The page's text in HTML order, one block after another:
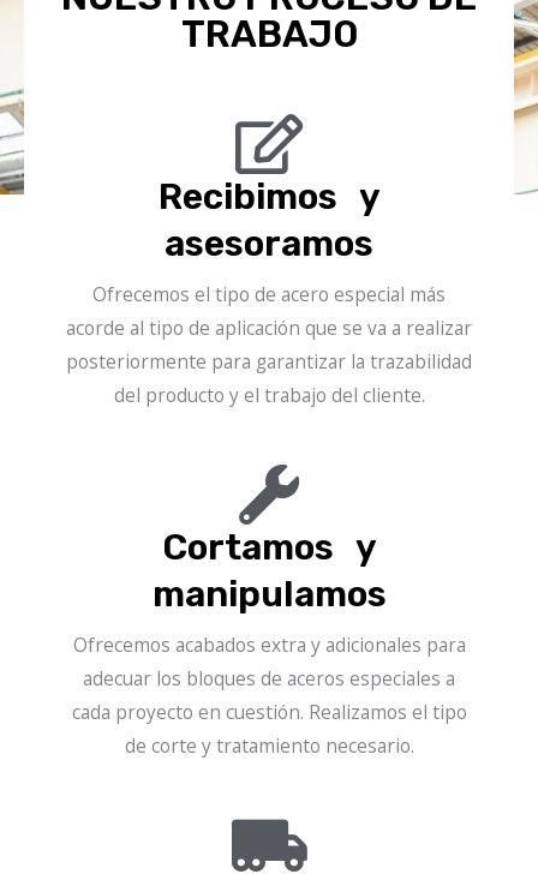
TRABAJO
Recibimos y
asesoramos
Ofrecemos el tipo de acero especial más
acorde al tipo de aplicación que se va a realizar
posteriormente para garantizar la trazabilidad
del producto y el trabajo del cliente.
Cortamos y
manipulamos
Ofrecemos acabados extra y adicionales para
adecuar los bloques de aceros especiales a
cada proyecto en cuestión. Realizamos el tipo
de corte y tratamiento necesario.